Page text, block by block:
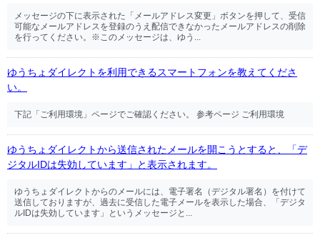
メッセージの下に表示された「メールアドレス変更」ボタンを押して、受信
可能なメールアドレスを登録のうえ配信できなかったメールアドレスの削除
を行ってください。※このメッセージは、ゆう...
ゆうちょダイレクトを利用できるスマートフォンを教えてくださ
い。
下記「ご利用環境」ページでご確認ください。 参考ページ ご利用環境
ゆうちょダイレクトから送信されたメールを開こうとすると、「デ
ジタルIDは失効しています」と表示されます。
ゆうちょダイレクトからのメールには、電子署名（デジタル署名）を付けて
送信しておりますが、過去に受信した電子メールを表示した場合、「デジタ
ルIDは失効しています」というメッセージと...